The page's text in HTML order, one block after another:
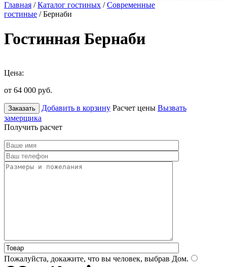
Главная /Каталог гостиных /Современные
гостиные / Бернаби
Гостинная Бернаби
Цена:
от 64 000 руб.
Заказать Добавить в корзину Расчет цены Вызвать
замерщика
Получить расчет
Пожалуйста, докажите, что вы человек, выбрав Дом.